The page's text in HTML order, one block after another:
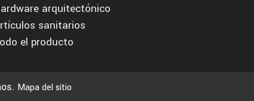
arquitectónico
sanitarios
el producto
Mapa del sitio